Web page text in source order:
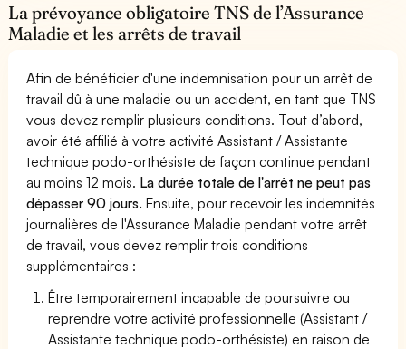
La prévoyance obligatoire TNS de l’Assurance
Maladie et les arrêts de travail
Afin de bénéficier d'une indemnisation pour un arrêt de
travail dû à une maladie ou un accident, en tant que TNS
vous devez remplir plusieurs conditions. Tout d’abord,
avoir été affilié à votre activité Assistant / Assistante
technique podo-orthésiste de façon continue pendant
au moins 12 mois. La durée totale de l'arrêt ne peut pas
dépasser 90 jours. Ensuite, pour recevoir les indemnités
journalières de l'Assurance Maladie pendant votre arrêt
de travail, vous devez remplir trois conditions
supplémentaires :
Être temporairement incapable de poursuivre ou
reprendre votre activité professionnelle (Assistant /
Assistante technique podo-orthésiste) en raison de